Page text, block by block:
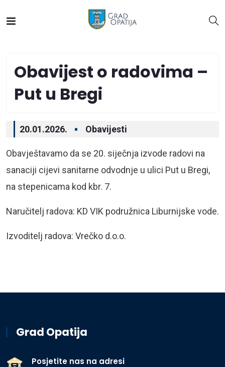
Obavijest o radovima –
Put u Bregi
20.01.2026. Obavijesti
Obavještavamo da se 20. siječnja izvode radovi na
sanaciji cijevi sanitarne odvodnje u ulici Put u Bregi,
na stepenicama kod kbr. 7.
Naručitelj radova: KD VIK podružnica Liburnijske vode.
Izvoditelj radova: Vrečko d.o.o.
Grad Opatija
Posjetite nas na adresi